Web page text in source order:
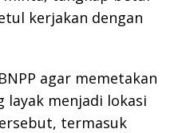
kerjakan dengan
agar memetakan
layak menjadi lokasi
termasuk